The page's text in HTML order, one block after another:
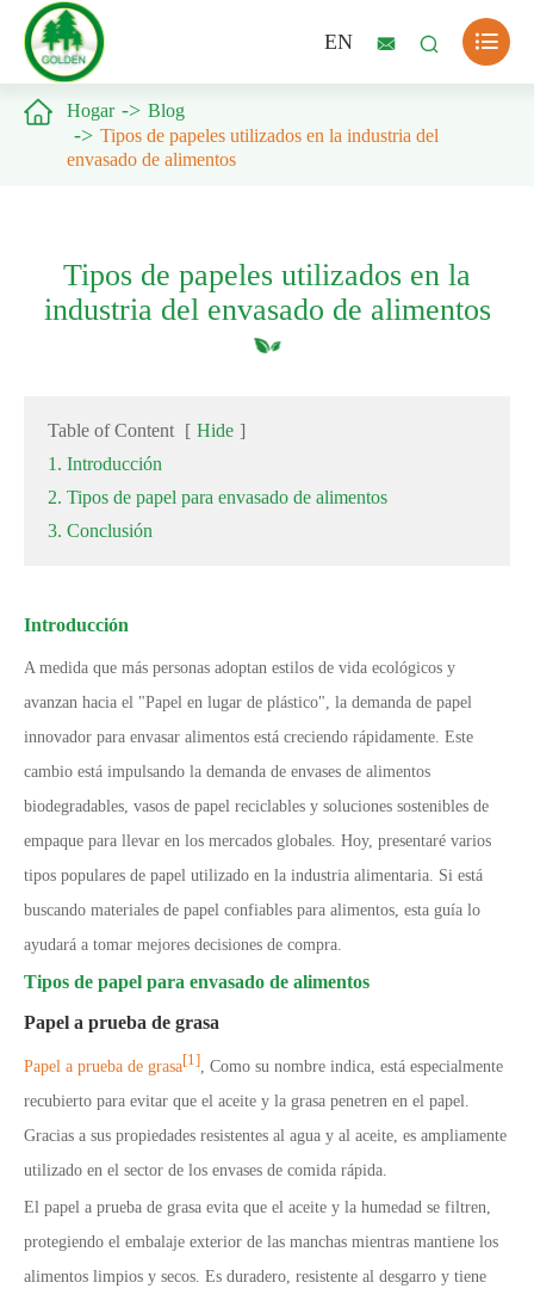
EN   
 Hogar
Blog
Tipos de papeles utilizados en la industria del
envasado de alimentos
Tipos de papeles utilizados en la
industria del envasado de alimentos
Table of Content [ Hide ]
1. Introducción
2. Tipos de papel para envasado de alimentos
3. Conclusión
Introducción
A medida que más personas adoptan estilos de vida ecológicos y
avanzan hacia el "Papel en lugar de plástico", la demanda de papel
innovador para envasar alimentos está creciendo rápidamente. Este
cambio está impulsando la demanda de envases de alimentos
biodegradables, vasos de papel reciclables y soluciones sostenibles de
empaque para llevar en los mercados globales. Hoy, presentaré varios
tipos populares de papel utilizado en la industria alimentaria. Si está
buscando materiales de papel confiables para alimentos, esta guía lo
ayudará a tomar mejores decisiones de compra.
Tipos de papel para envasado de alimentos
Papel a prueba de grasa
Papel a prueba de grasa[1], Como su nombre indica, está especialmente
recubierto para evitar que el aceite y la grasa penetren en el papel.
Gracias a sus propiedades resistentes al agua y al aceite, es ampliamente
utilizado en el sector de los envases de comida rápida.
El papel a prueba de grasa evita que el aceite y la humedad se filtren,
protegiendo el embalaje exterior de las manchas mientras mantiene los
alimentos limpios y secos. Es duradero, resistente al desgarro y tiene